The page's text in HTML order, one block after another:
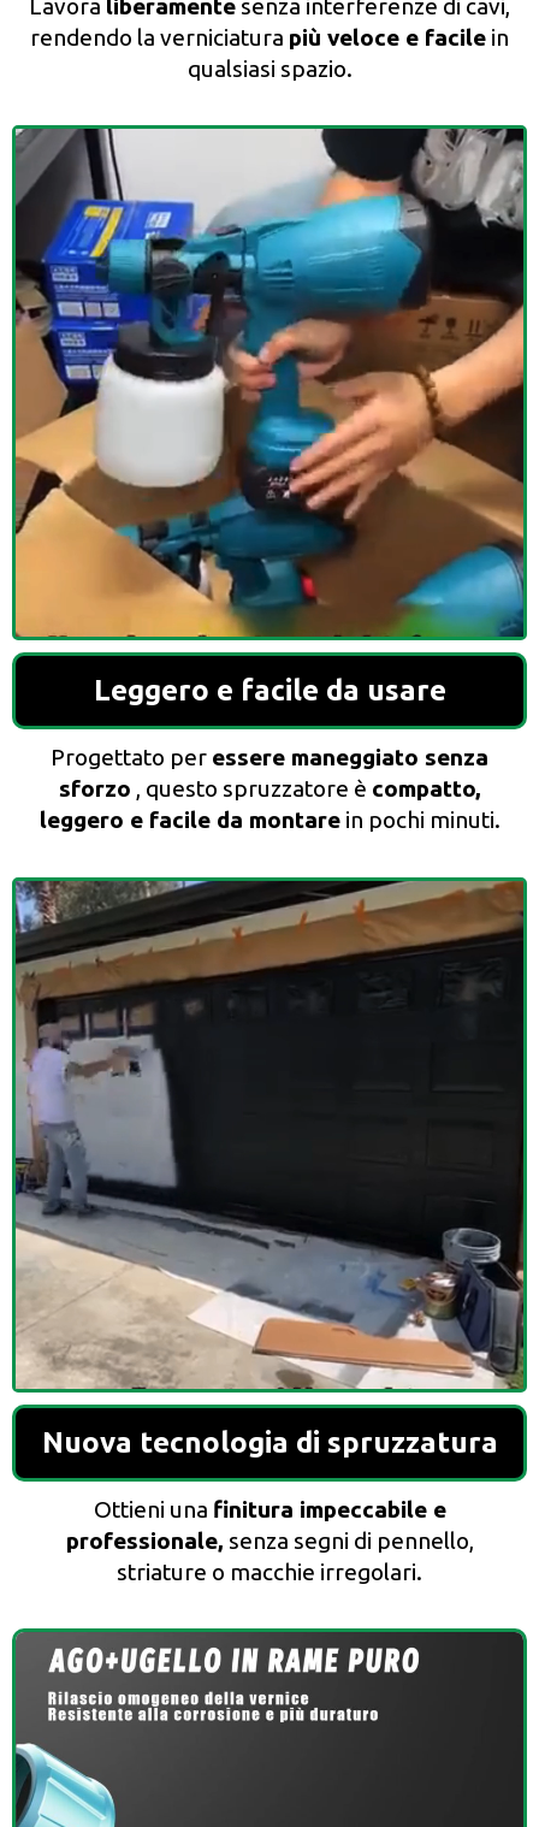
Lavora liberamente senza interferenze di cavi,
rendendo la verniciatura più veloce e facile in
qualsiasi spazio.
Leggero e facile da usare
Progettato per essere maneggiato senza
sforzo , questo spruzzatore è compatto,
leggero e facile da montarein pochi minuti.
Nuova tecnologia di spruzzatura
Ottieni una finitura impeccabile e
professionale, senza segni di pennello,
striature o macchie irregolari.